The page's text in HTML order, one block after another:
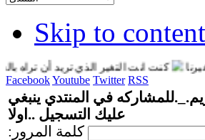
Skip to content
كنت انت التغير الذي تريد أن تراه بالعالم
FacebookYoutube Twitter RSS
في المنتدي ينبغي
عليك التسجيل ..اولا
كلمة المرور: